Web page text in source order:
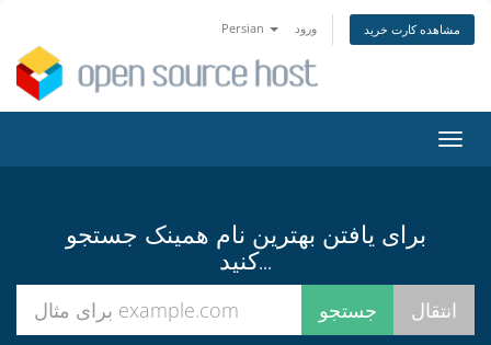
Persian ورود مشاهده کارت خرید
تغییر
برای یافتن بهترین نام همینک جستجو
کنید...